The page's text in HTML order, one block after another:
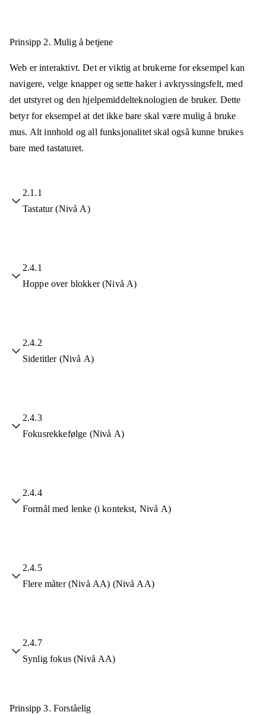
Prinsipp 2. Mulig å betjene
Web er interaktivt. Det er viktig at brukerne for eksempel kan
navigere, velge knapper og sette haker i avkryssingsfelt, med
det utstyret og den hjelpemiddelteknologien de bruker. Dette
betyr for eksempel at det ikke bare skal være mulig å bruke
mus. Alt innhold og all funksjonalitet skal også kunne brukes
bare med tastaturet.
2.1.1
Tastatur (Nivå A)
2.4.1
Hoppe over blokker (Nivå A)
2.4.2
Sidetitler (Nivå A)
2.4.3
Fokusrekkefølge (Nivå A)
2.4.4
Formål med lenke (i kontekst, Nivå A)
2.4.5
Flere måter (Nivå AA) (Nivå AA)
2.4.7
Synlig fokus (Nivå AA)
Prinsipp 3. Forståelig